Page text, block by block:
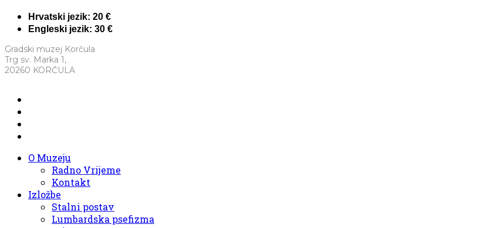
Hrvatski jezik: 20 €
Engleski jezik: 30 €
Gradski muzej Korčula
Trg sv. Marka 1,
20260 KORČULA
O Muzeju
Radno Vrijeme
Kontakt
Izložbe
Stalni postav
Lumbardska psefizma